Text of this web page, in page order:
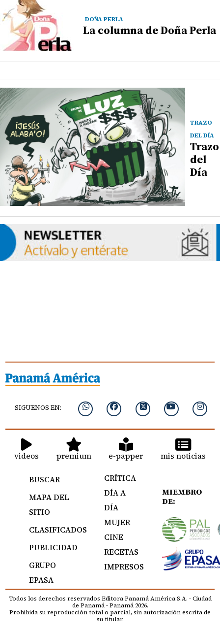
DOÑA PERLA
La columna de Doña Perla
TRAZO
DEL DÍA
Trazo
del
Día
SIGUENOS EN:
videos premium e-papper mis noticias
BUSCAR
MAPA DEL
SITIO
CLASIFICADOS
PUBLICIDAD
GRUPO
EPASA
CRÍTICA
DÍA A
DÍA
MUJER
CINE
RECETAS
IMPRESOS
MIEMBRO
DE:
Todos los derechos reservados Editora Panamá América S.A. - Ciudad
de Panamá - Panamá 2026.
Prohibida su reproducción total o parcial, sin autorización escrita de
su titular.